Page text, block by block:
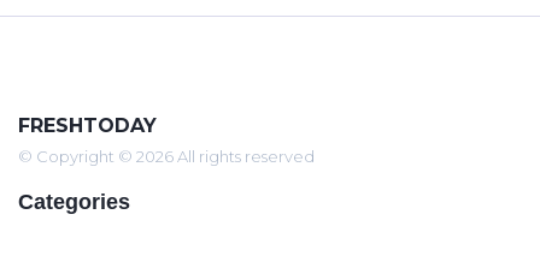
FRESHTODAY
© Copyright © 2026 All rights reserved
Categories